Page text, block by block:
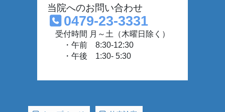
当院へのお問い合わせ
0479-23-3331
受付時間 月～土（木曜日除く）
・午前 8:30-12:30
・午後 1:30- 5:30